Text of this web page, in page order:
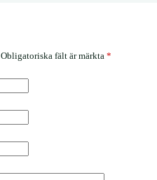
Obligatoriska fält är märkta *